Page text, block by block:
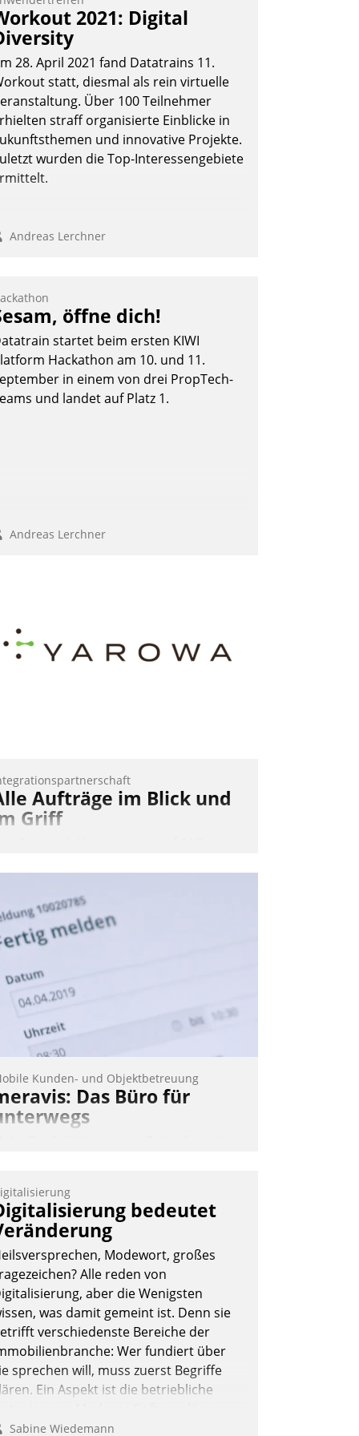
2021: Digital
28. April 2021 fand Datatrains 11.
statt, diesmal als rein virtuelle
Über 100 Teilnehmer
straff organisierte Einblicke in
und innovative Projekte.
wurden die Top-Interessengebiete
Andreas Lerchner
öffne dich!
startet beim ersten KIWI
Hackathon am 10. und 11.
in einem von drei PropTech-
und landet auf Platz 1.
Andreas Lerchner
Aufträge im Blick und
Griff
und Verwaltung von Aufträgen der
Instandhaltung in die SAP-
deutscher
beschleunigt damit den Weg vom
Mieteranliegen zum Dienstleisterauftrag.
Kunden- und Objektbetreuung
Das Büro für
von Datatrain. Die meravis
und Immobilien GmbH
sich dabei für den Betrieb der Lösung
die SAP Cloud Platform entschieden
erstes Unternehmen am
Andreas Lerchner
bedeutet
Modewort, großes
Alle reden von
aber die Wenigsten
was damit gemeint ist. Denn sie
verschiedenste Bereiche der
Wer fundiert über
sprechen will, muss zuerst Begriffe
Ein Aspekt ist die betriebliche
große Einsparungen durch
Sabine Wiedemann